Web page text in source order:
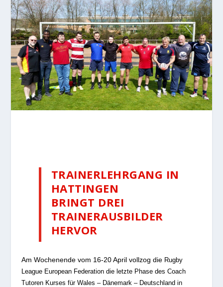
TRAINERLEHRGANG IN
HATTINGEN
BRINGT DREI
TRAINERAUSBILDER
HERVOR
Am Wochenende vom 16-20 April vollzog die Rugby
League European Federationdie letzte Phase des Coach
Tutoren Kurses für Wales – Dänemark – Deutschland in